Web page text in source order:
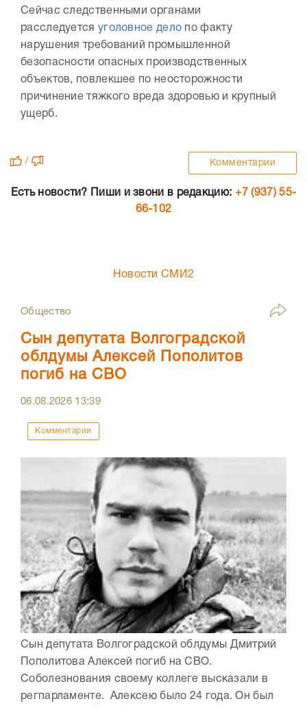
Сейчас следственными органами
расследуется уголовное дело по факту
нарушения требований промышленной
безопасности опасных производственных
объектов, повлекшее по неосторожности
причинение тяжкого вреда здоровью и крупный
ущерб.
/ Комментарии
Есть новости? Пиши и звони в редакцию: +7 (937) 55-
66-102
Новости СМИ2
Общество
Сын депутата Волгоградской
облдумы Алексей Пополитов
погиб на СВО
06.08.2026 13:39
Комментарии
Сын депутата Волгоградской облдумы Дмитрий
Пополитова Алексей погиб на СВО.
Соболезнования своему коллеге высказали в
регпарламенте. Алексею было 24 года. Он был